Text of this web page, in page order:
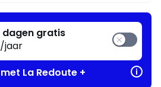
dagen gratis
jaar
met La Redoute +